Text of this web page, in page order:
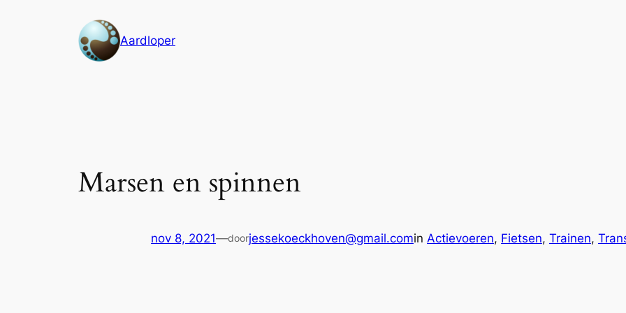
Aardloper
Marsen en spinnen
nov 8, 2021—doorjessekoeckhoven@gmail.comin Actievoeren, Fietsen, Trainen,